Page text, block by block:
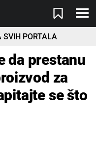
SVIH PORTALA
da prestanu
za
se što